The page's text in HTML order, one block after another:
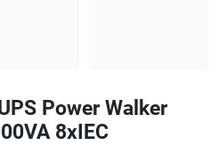
Power Walker
8xIEC